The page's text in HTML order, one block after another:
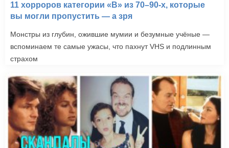
11 хорроров категории «B» из 70–90-х, которые
вы могли пропустить — а зря
Монстры из глубин, ожившие мумии и безумные учёные —
вспоминаем те самые ужасы, что пахнут VHS и подлинным
страхом